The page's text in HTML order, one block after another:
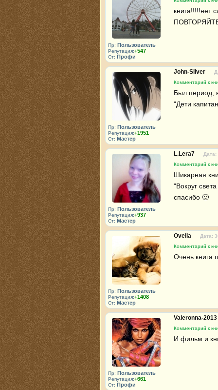
Пр: Пользователь
Репутация:+547
Ст: Профи
книга!!!!!нет
Пр: Пользователь
Репутация:+1951
Ст: Мастер
John-Silver
Комментарий к
Был период,
"Дети
Пр: Пользователь
Репутация:+937
Ст: Мастер
L.Lera7
Дата:
Комментарий к
Шикарная
"Вокруг
спасибо 🙂
Пр: Пользователь
Репутация:+1408
Ст: Мастер
Ovelia
Дата:
Комментарий к
Очень книга
Пр: Пользователь
Репутация:+661
Ст: Профи
Valeronna-2013
Комментарий к
И фильм и